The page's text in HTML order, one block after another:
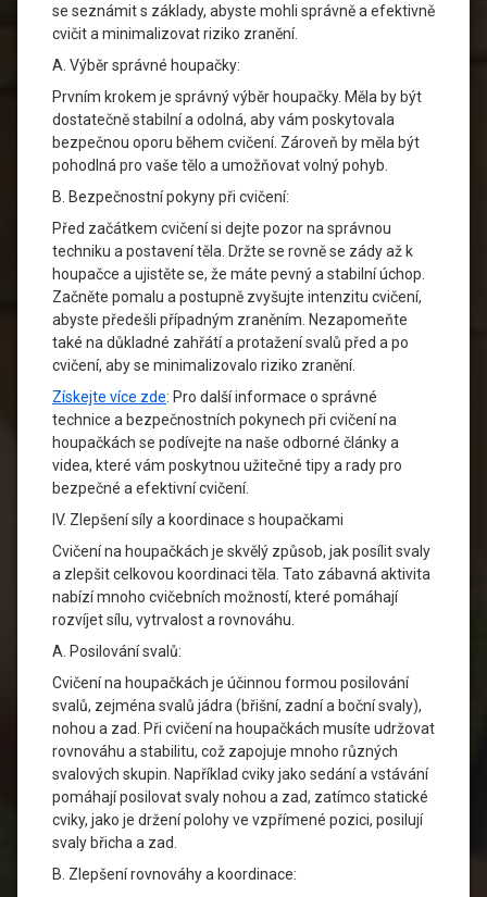
se seznámit s základy, abyste mohli správně a efektivně
cvičit a minimalizovat riziko zranění.
A. Výběr správné houpačky:
Prvním krokem je správný výběr houpačky. Měla by být
dostatečně stabilní a odolná, aby vám poskytovala
bezpečnou oporu během cvičení. Zároveň by měla být
pohodlná pro vaše tělo a umožňovat volný pohyb.
B. Bezpečnostní pokyny při cvičení:
Před začátkem cvičení si dejte pozor na správnou
techniku a postavení těla. Držte se rovně se zády až k
houpačce a ujistěte se, že máte pevný a stabilní úchop.
Začněte pomalu a postupně zvyšujte intenzitu cvičení,
abyste předešli případným zraněním. Nezapomeňte
také na důkladné zahřátí a protažení svalů před a po
cvičení, aby se minimalizovalo riziko zranění.
Získejte více zde: Pro další informace o správné
technice a bezpečnostních pokynech při cvičení na
houpačkách se podívejte na naše odborné články a
videa, které vám poskytnou užitečné tipy a rady pro
bezpečné a efektivní cvičení.
IV. Zlepšení síly a koordinace s houpačkami
Cvičení na houpačkách je skvělý způsob, jak posílit svaly
a zlepšit celkovou koordinaci těla. Tato zábavná aktivita
nabízí mnoho cvičebních možností, které pomáhají
rozvíjet sílu, vytrvalost a rovnováhu.
A. Posilování svalů:
Cvičení na houpačkách je účinnou formou posilování
svalů, zejména svalů jádra (břišní, zadní a boční svaly),
nohou a zad. Při cvičení na houpačkách musíte udržovat
rovnováhu a stabilitu, což zapojuje mnoho různých
svalových skupin. Například cviky jako sedání a vstávání
pomáhají posilovat svaly nohou a zad, zatímco statické
cviky, jako je držení polohy ve vzpřímené pozici, posilují
svaly břicha a zad.
B. Zlepšení rovnováhy a koordinace: